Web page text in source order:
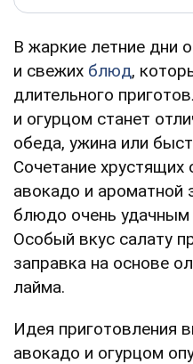
В жаркие летние дни
и свежих блюд,
длительного
и огурцом станет
обеда, ужина или
Сочетание
авокадо и ароматной
блюдо очень
Особый вкус салату
заправка на основе
лайма.
Идея приготовления
авокадо и огурцом